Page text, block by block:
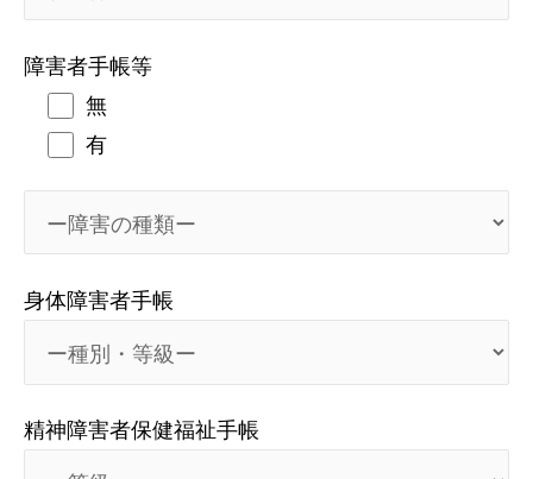
障害者手帳等
無
有
身体障害者手帳
精神障害者保健福祉手帳